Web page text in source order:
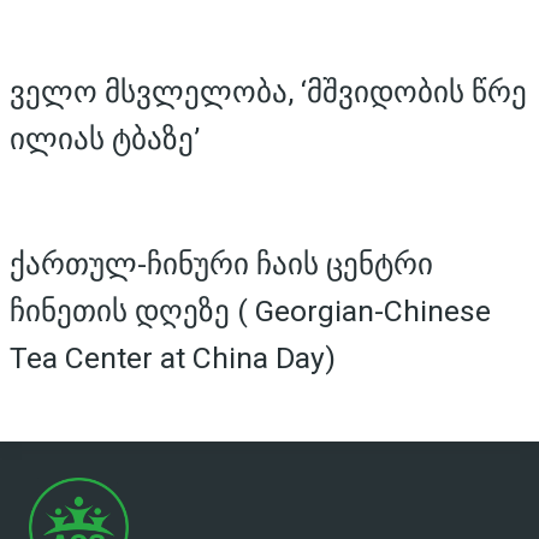
ველო მსვლელობა, ‘მშვიდობის წრე
ილიას ტბაზე’
ქართულ-ჩინური ჩაის ცენტრი
ჩინეთის დღეზე ( Georgian-Chinese
Tea Center at China Day)